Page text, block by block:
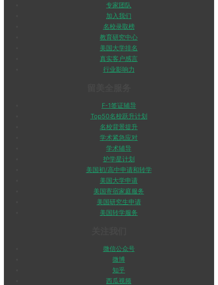
专家团队
加入我们
名校录取榜
教育研究中心
美国大学排名
真实客户感言
行业影响力
F-1签证辅导
Top50名校跃升计划
名校背景提升
学术紧急应对
学术辅导
护学星计划
美国初/高中申请和转学
美国大学申请
美国寄宿家庭服务
美国研究生申请
美国转学服务
微信公众号
微博
知乎
西瓜视频